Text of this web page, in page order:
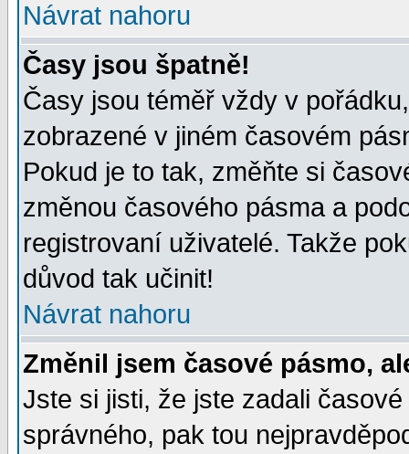
Návrat nahoru
Časy jsou špatně!
Časy jsou téměř vždy v
zobrazené v jiném časovém
Pokud je to tak, změňte si
změnou časového pásma a
registrovaní uživatelé. Takže
důvod tak učinit!
Návrat nahoru
Změnil jsem časové pásmo,
Jste si jisti, že jste zadali
správného, pak tou